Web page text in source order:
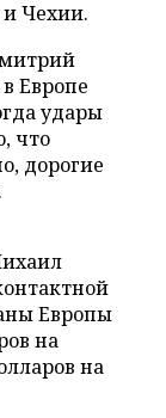
Чехии.
Европе
удары
что
дорогие
Европы
на
на